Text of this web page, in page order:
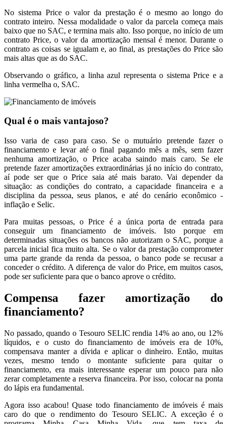
No sistema Price o valor da prestação é o mesmo ao longo do
contrato inteiro. Nessa modalidade o valor da parcela começa mais
baixo que no SAC, e termina mais alto. Isso porque, no início de um
contrato Price, o valor da amortização mensal é menor. Durante o
contrato as coisas se igualam e, ao final, as prestações do Price são
mais altas que as do SAC.
Observando o gráfico, a linha azul representa o sistema Price e a
linha vermelha o, SAC.
Qual é o mais vantajoso?
Isso varia de caso para caso. Se o mutuário pretende fazer o
financiamento e levar até o final pagando mês a mês, sem fazer
nenhuma amortização, o Price acaba saindo mais caro. Se ele
pretende fazer amortizações extraordinárias já no início do contrato,
aí pode ser que o Price saia até mais barato. Vai depender da
situação: as condições do contrato, a capacidade financeira e a
disciplina da pessoa, seus planos, e até do cenário econômico -
inflação e Selic.
Para muitas pessoas, o Price é a única porta de entrada para
conseguir um financiamento de imóveis. Isto porque em
determinadas situações os bancos não autorizam o SAC, porque a
parcela inicial fica muito alta. Se o valor da prestação comprometer
uma parte grande da renda da pessoa, o banco pode se recusar a
conceder o crédito. A diferença de valor do Price, em muitos casos,
pode ser suficiente para que o banco aprove o crédito.
Compensa fazer amortização do
financiamento?
No passado, quando o Tesouro SELIC rendia 14% ao ano, ou 12%
líquidos, e o custo do financiamento de imóveis era de 10%,
compensava manter a dívida e aplicar o dinheiro. Então, muitas
vezes, mesmo tendo o montante suficiente para quitar o
financiamento, era mais interessante esperar um pouco para não
zerar completamente a reserva financeira. Por isso, colocar na ponta
do lápis era fundamental.
Agora isso acabou! Quase todo financiamento de imóveis é mais
caro do que o rendimento do Tesouro SELIC. A exceção é o